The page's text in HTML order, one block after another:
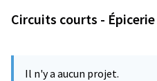
Circuits courts -
Il n'y a aucun projet.